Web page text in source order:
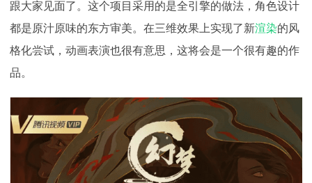
跟大家见面了。这个项目采用的是全引擎的做法，角色设计
都是原汁原味的东方审美。在三维效果上实现了新渲染的风
格化尝试，动画表演也很有意思，这将会是一个很有趣的作
品。